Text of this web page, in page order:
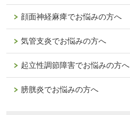
顔面神経麻痺でお悩みの方へ
気管支炎でお悩みの方へ
起立性調節障害でお悩みの方へ
膀胱炎でお悩みの方へ